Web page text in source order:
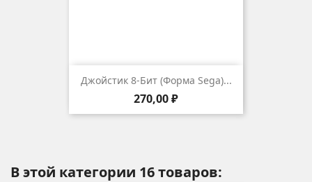
Джойстик 8-Бит (форма Sega)...
Цена
270,00 ₽
В этой категории 16 товаров: